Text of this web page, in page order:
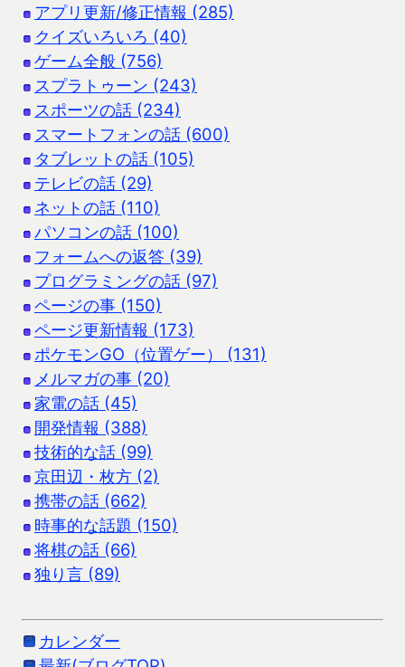
アプリ更新/修正情報 (285)
クイズいろいろ (40)
ゲーム全般 (756)
スプラトゥーン (243)
スポーツの話 (234)
スマートフォンの話 (600)
タブレットの話 (105)
テレビの話 (29)
ネットの話 (110)
パソコンの話 (100)
フォームへの返答 (39)
プログラミングの話 (97)
ページの事 (150)
ページ更新情報 (173)
ポケモンGO（位置ゲー） (131)
メルマガの事 (20)
家電の話 (45)
開発情報 (388)
技術的な話 (99)
京田辺・枚方 (2)
携帯の話 (662)
時事的な話題 (150)
将棋の話 (66)
独り言 (89)
カレンダー